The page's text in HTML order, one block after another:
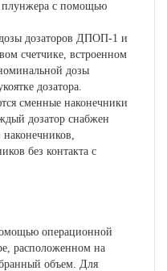
плунжера с помощью
дозаторов ДПОП-1 и
счетчике, встроенном
дозы
дозатора.
сменные наконечники
дозатор снабжен
наконечников,
без контакта с
операционной
расположенном на
объем. Для